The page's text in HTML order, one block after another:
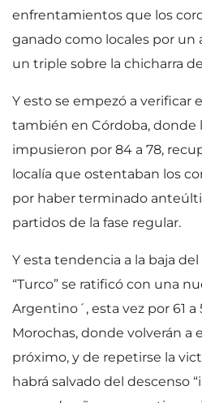
enfrentamientos que los
ganado como locales por un
un triple sobre la chicharra
Y esto se empezó a verificar
también en Córdoba, donde
impusieron por 84 a 78,
localía que ostentaban los
por haber terminado
partidos de la fase regular.
Y esta tendencia a la baja del
“Turco” se ratificó con una
Argentino´, esta vez por 61 a
Morochas, donde volverán a
próximo, y de repetirse la
habrá salvado del descenso